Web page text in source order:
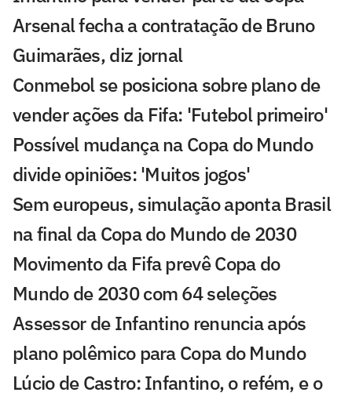
Arsenal fecha a contratação de Bruno
Guimarães, diz jornal
Conmebol se posiciona sobre plano de
vender ações da Fifa: 'Futebol primeiro'
Possível mudança na Copa do Mundo
divide opiniões: 'Muitos jogos'
Sem europeus, simulação aponta Brasil
na final da Copa do Mundo de 2030
Movimento da Fifa prevê Copa do
Mundo de 2030 com 64 seleções
Assessor de Infantino renuncia após
plano polêmico para Copa do Mundo
Lúcio de Castro: Infantino, o refém, e o